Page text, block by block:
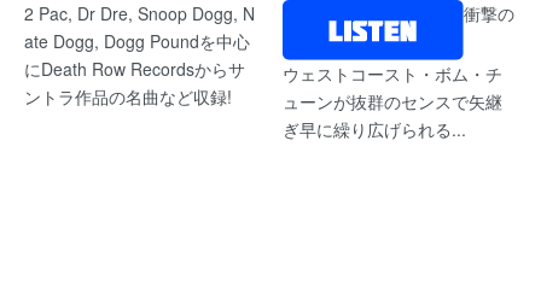
2 Pac, Dr Dre, Snoop Dogg, N
ate Dogg, Dogg Poundを中心
にDeath Row Recordsからサ
ントラ作品の名曲など収録!
衝撃の
ウェストコースト・ボム・チ
ューンが抜群のセンスで矢継
ぎ早に繰り広げられる...